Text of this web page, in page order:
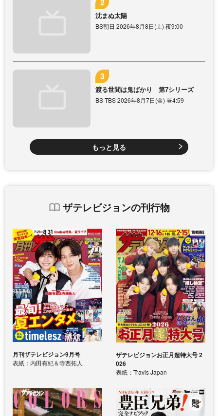
沈まぬ太陽
BS朝日 2026年8月8日(土) 夜9:00
渡る世間は鬼ばかり 第7シリーズ
BS-TBS 2026年8月7日(金) 昼4:59
もっと見る
ザテレビジョンの刊行物
月刊ザテレビジョン9月号
表紙：内田有紀＆寺西拓人
ザテレビジョンお正月超特大号 2
026
表紙：Travis Japan